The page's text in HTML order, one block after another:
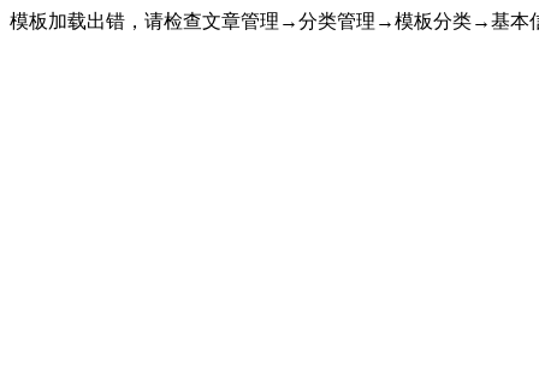
模板加载出错，请检查文章管理→分类管理→模板分类→基本